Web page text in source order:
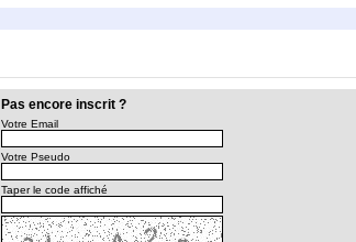
Pas encore inscrit ?
Votre Email
Votre Pseudo
Taper le code affiché